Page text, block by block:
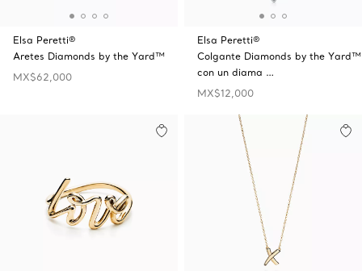
Elsa Peretti®
Aretes Diamonds by the Yard™
MX$62,000
Elsa Peretti®
Colgante Diamonds by the Yard™
con un diama …
MX$12,000